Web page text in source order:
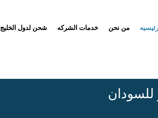
شحن لدول الخليج خدمات الشركه من نحن